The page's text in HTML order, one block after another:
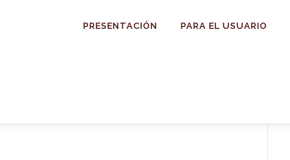
PRESENTACIÓN PARA EL USUARIO